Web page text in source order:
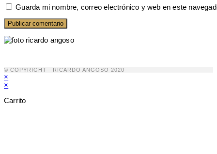
Guarda mi nombre, correo electrónico y web en este
© COPYRIGHT - RICARDO ANGOSO 2020
×
×
Carrito